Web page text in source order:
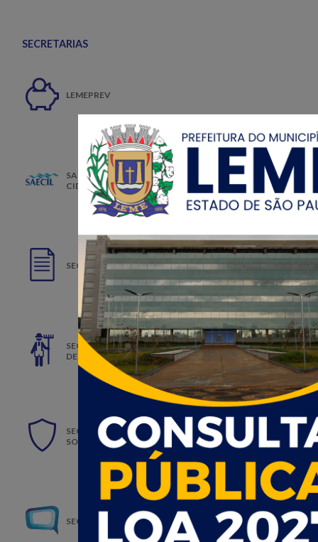
SECRETARIAS
LEMEPREV
SAECIL - SUPERINTENDÊNCIA DE ÁGUA E ESGOTOS DA
CIDADE DE LEME
SECRETARIA MUNICIPAL DA ADMINISTRAÇÃO
SECRETARIA DE AGRICULTURA, PECUÁRIA E
DESENVOLVIMENTO AGRÁRIO
SECRETARIA DE ASSISTÊNCIA E DESENVOLVIMENTO
SOCIAL
SECRETARIA DE COMUNICAÇÃO SOCIAL